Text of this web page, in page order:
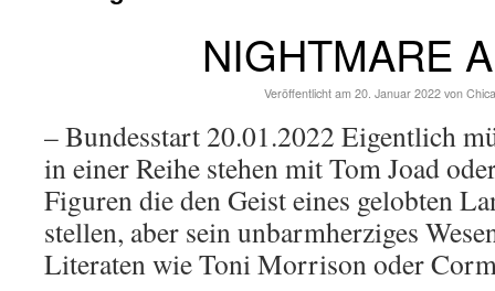
NIGHTMARE
Veröffentlicht am 20. Januar 2022 von
– Bundesstart 20.01.2022 Eigentlich
in einer Reihe stehen mit Tom Joad
Figuren die den Geist eines gelobten
stellen, aber sein unbarmherziges
Literaten wie Toni Morrison oder